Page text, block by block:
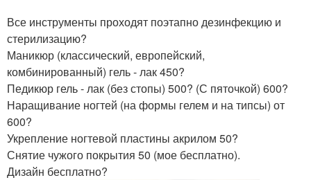
Все инструменты проходят поэтапно дезинфекцию и
стерилизацию?
Маникюр (классический, европейский,
комбинированный) гель - лак 450?
Педикюр гель - лак (без стопы) 500? (С пяточкой) 600?
Наращивание ногтей (на формы гелем и на типсы) от
600?
Укрепление ногтевой пластины акрилом 50?
Снятие чужого покрытия 50 (мое бесплатно).
Дизайн бесплатно?